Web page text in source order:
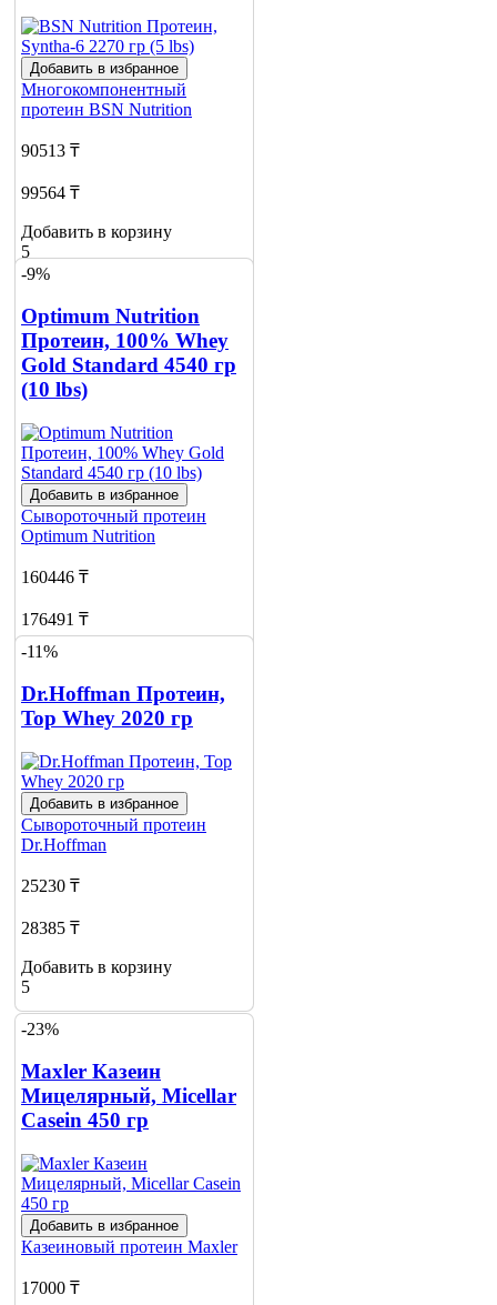
Добавить в избранное
Многокомпонентный
протеин BSN Nutrition
90513 ₸
99564 ₸
Добавить в корзину
5
-9%
Optimum Nutrition
Протеин, 100% Whey
Gold Standard 4540 гр
(10 lbs)
Добавить в избранное
Сывороточный протеин
Optimum Nutrition
160446 ₸
176491 ₸
Добавить в корзину
-11%
Dr.Hoffman Протеин,
Top Whey 2020 гр
Добавить в избранное
Сывороточный протеин
Dr.Hoffman
25230 ₸
28385 ₸
Добавить в корзину
5
-23%
Maxler Казеин
Мицелярный, Micellar
Casein 450 гр
Добавить в избранное
Казеиновый протеин Maxler
17000 ₸